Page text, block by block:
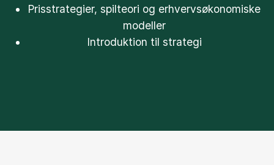
Prisstrategier, spilteori og erhvervsøkonomiske
modeller
Introduktion til strategi